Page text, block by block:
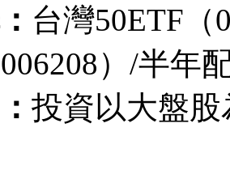
台灣50ETF
）/半年
投資以大盤